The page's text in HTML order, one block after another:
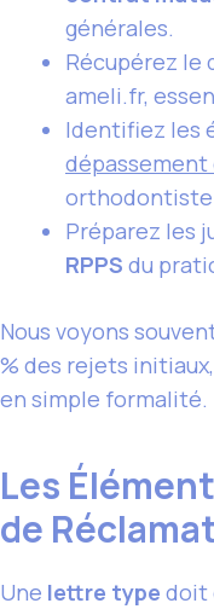
générales.
Récupérez le
ameli.fr,
Identifiez les
dépassement
orthodontiste
Préparez les
RPPS du
Nous voyons
% des rejets
en simple formalité.
Les
de
Une lettre type doit